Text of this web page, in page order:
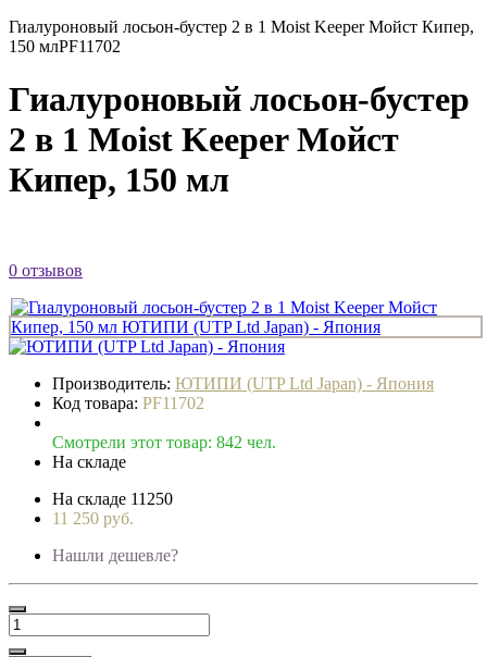
Гиалуроновый лосьон-бустер 2 в 1 Moist Keeper Мойст Кипер,
150 млPF11702
Гиалуроновый лосьон-бустер
2 в 1 Moist Keeper Мойст
Кипер, 150 мл
0 отзывов
Производитель: ЮТИПИ (UTP Ltd Japan) - Япония
Код товара: PF11702
Смотрели этот товар: 842 чел.
На складе
На складе 11250
11 250 руб.
Нашли дешевле?